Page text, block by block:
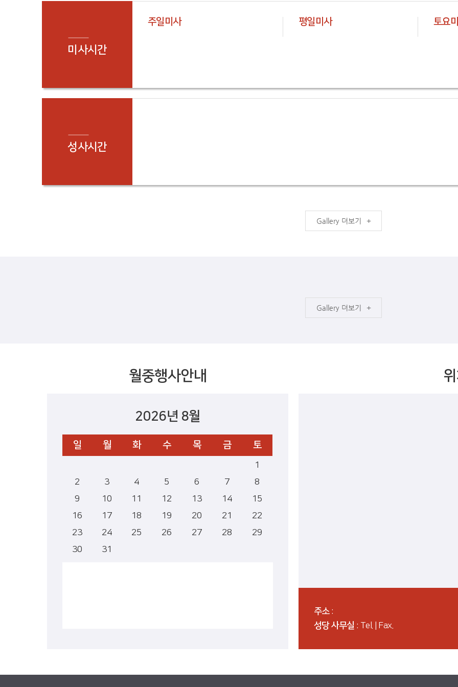
미사시간
주일미사 평일미사 토요
성사시간
더보기
더보기
월중행사안내
2026년 8월
일 월 화 수 목 금 토
1
2
3 4 5 6 7
8
9
10 11 12 13 14
15
16
17 18 19 20 21
22
23
24 25 26 27 28
29
30
31
주소:
성당 사무실 : Tel. | Fax.